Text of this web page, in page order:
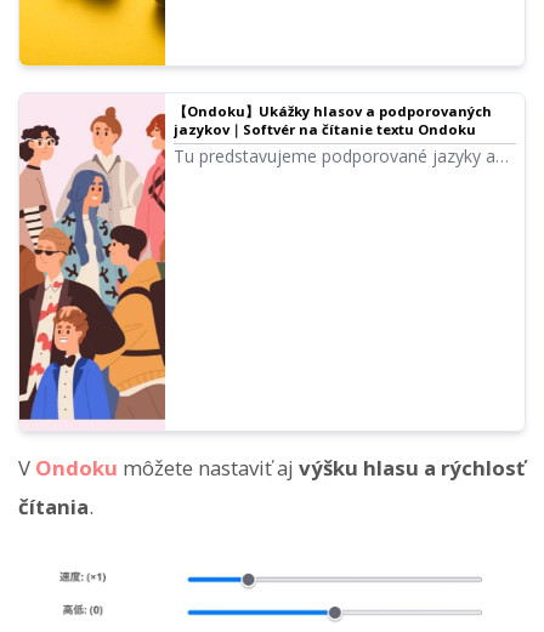
【Ondoku】Ukážky hlasov a podporovaných
jazykov｜Softvér na čítanie textu Ondoku
Tu predstavujeme podporované jazyky a
V Ondoku môžete nastaviť aj výšku hlasu a rýchlosť
čítania.